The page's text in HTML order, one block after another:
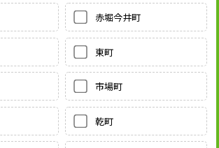
赤堀今井町
東町
市場町
乾町